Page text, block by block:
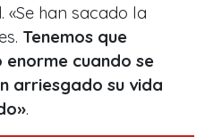
han sacado la
Tenemos que
enorme cuando se
arriesgado su vida
.